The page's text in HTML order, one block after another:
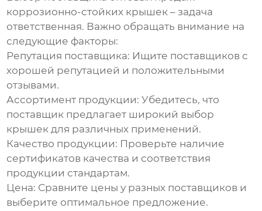
коррозионно-стойких крышек – задача
ответственная. Важно обращать внимание на
следующие факторы:
Репутация поставщика: Ищите поставщиков с
хорошей репутацией и положительными
отзывами.
Ассортимент продукции: Убедитесь, что
поставщик предлагает широкий выбор
крышек для различных применений.
Качество продукции: Проверьте наличие
сертификатов качества и соответствия
продукции стандартам.
Цена: Сравните цены у разных поставщиков и
выберите оптимальное предложение.